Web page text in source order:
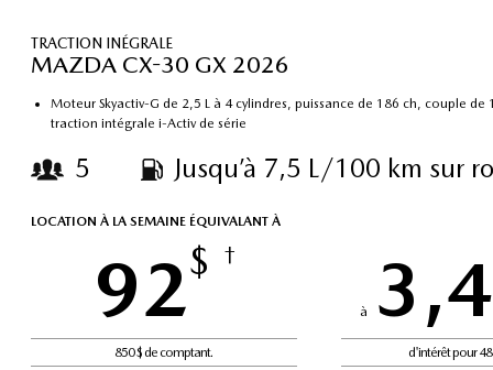
TRACTION INÉGRALE
MAZDA CX-30 GX 2026
Moteur Skyactiv-G de 2,5 L à 4 cylindres, puissance de 186 ch, couple de
traction intégrale i-Activ de série
5 Jusqu’à 7,5 L/100 km sur
LOCATION À LA SEMAINE ÉQUIVALANT À
92$ †
850 $ de comptant.
à
d'intérêt pour